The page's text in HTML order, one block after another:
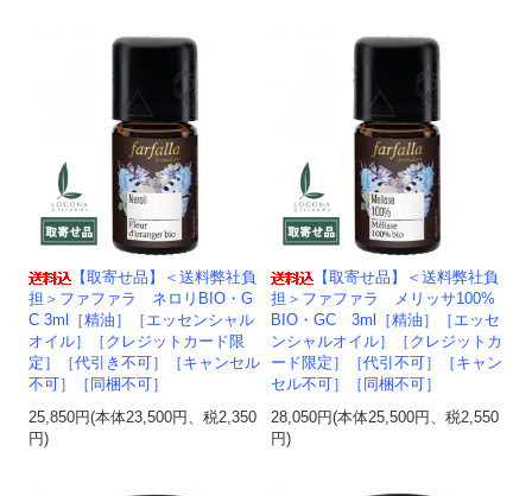
【取寄せ品】＜送料弊社負
担＞ファファラ ネロリBIO・G
C 3ml［精油］［エッセンシャル
オイル］［クレジットカード限
定］［代引き不可］［キャンセル
不可］［同梱不可］
25,850円(本体23,500円、税2,350
円)
【取寄せ品】＜送料弊社負
担＞ファファラ メリッサ100%
BIO・GC 3ml［精油］［エッセ
ンシャルオイル］［クレジットカ
ード限定］［代引不可］［キャン
セル不可］［同梱不可］
28,050円(本体25,500円、税2,550
円)